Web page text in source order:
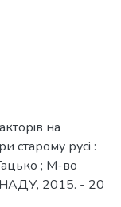
на
старому русi :
; М-во
2015. - 20